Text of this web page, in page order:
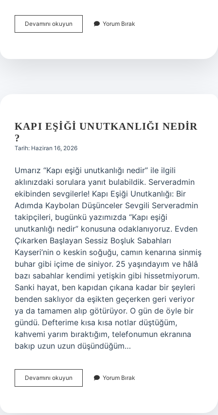
Devamını okuyun
uyutulurken
mi
Yorum Bırak
KAPI EŞIĞI UNUTKANLIĞI NEDIR
?
Tarih: Haziran 16, 2026
Umarız “Kapı eşiği unutkanlığı nedir” ile ilgili
aklınızdaki sorulara yanıt bulabildik. Serveradmin
ekibinden sevgilerle! Kapı Eşiği Unutkanlığı: Bir
Adımda Kaybolan Düşünceler Sevgili Serveradmin
takipçileri, bugünkü yazımızda “Kapı eşiği
unutkanlığı nedir” konusuna odaklanıyoruz. Evden
Çıkarken Başlayan Sessiz Boşluk Sabahları
Kayseri’nin o keskin soğuğu, camın kenarına sinmiş
buhar gibi içime de siniyor. 25 yaşındayım ve hâlâ
bazı sabahlar kendimi yetişkin gibi hissetmiyorum.
Sanki hayat, ben kapıdan çıkana kadar bir şeyleri
benden saklıyor da eşikten geçerken geri veriyor
ya da tamamen alıp götürüyor. O gün de öyle bir
gündü. Defterime kısa kısa notlar düştüğüm,
kahvemi yarım bıraktığım, telefonumun ekranına
bakıp uzun uzun düşündüğüm…
Devamını okuyun
eşiği
?
Yorum Bırak